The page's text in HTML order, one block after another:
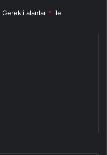
Gerekli alanlar * ile